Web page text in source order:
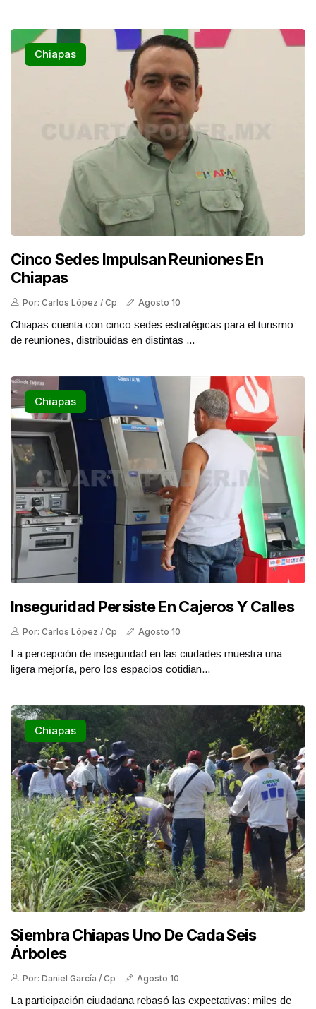
Chiapas
Cinco Sedes Impulsan Reuniones En
Chiapas
Por: Carlos López / Cp Agosto 10
Chiapas cuenta con cinco sedes estratégicas para el turismo
de reuniones, distribuidas en distintas ...
Chiapas
Inseguridad Persiste En Cajeros Y Calles
Por: Carlos López / Cp Agosto 10
La percepción de inseguridad en las ciudades muestra una
ligera mejoría, pero los espacios cotidian...
Chiapas
Siembra Chiapas Uno De Cada Seis
Árboles
Por: Daniel García / Cp Agosto 10
La participación ciudadana rebasó las expectativas: miles de